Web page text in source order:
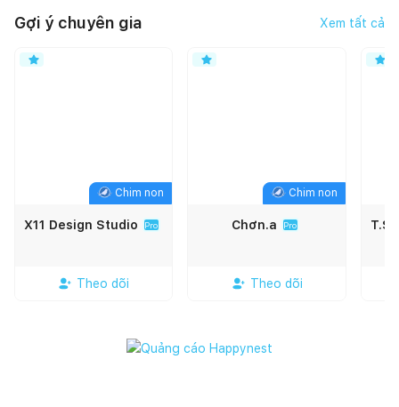
Gợi ý chuyên gia Xem tất cả
Chim non
X11 Design Studio Pro
Theo dõi
Chim non
Chơn.a Pro
Theo dõi